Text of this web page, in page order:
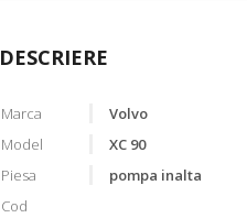
DESCRIERE
Marca
Volvo
Model
XC 90
Piesa
pompa inalta
Cod